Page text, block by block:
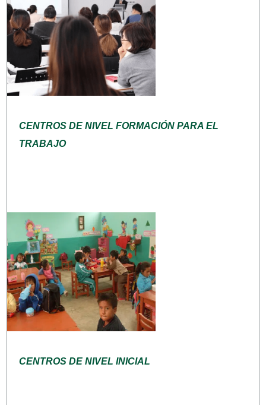
CENTROS DE NIVEL FORMACIÓN PARA EL
TRABAJO
CENTROS DE NIVEL INICIAL